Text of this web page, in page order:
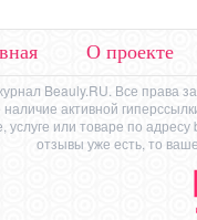
О проекте
Beauly.RU. Все права
наличие активной
услуге или товаре по адресу
отзывы уже есть, то